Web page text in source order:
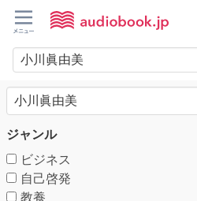
ジャンル
ビジネス
自己啓発
教養